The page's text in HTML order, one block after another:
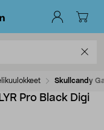
Skullcandy
Pro Black Digi